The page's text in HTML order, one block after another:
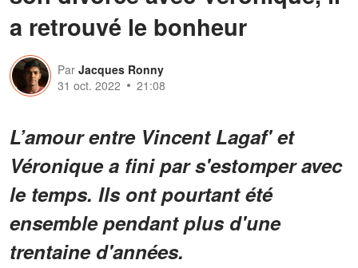
a retrouvé le bonheur
Par Jacques Ronny
31 oct. 2022
21:08
L’amour entre Vincent Lagaf' et
Véronique a fini par s'estomper avec
le temps. Ils ont pourtant été
ensemble pendant plus d'une
trentaine d'années.